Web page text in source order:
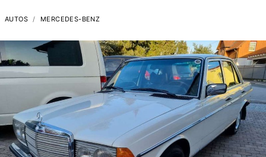
AUTOS MERCEDES-BENZ